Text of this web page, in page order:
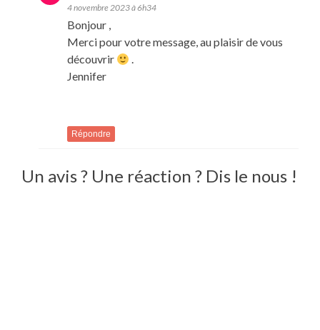
4 novembre 2023 à 6h34
Bonjour ,
Merci pour votre message, au plaisir de vous
découvrir
.
Jennifer
Répondre
Un avis ? Une réaction ? Dis le nous !